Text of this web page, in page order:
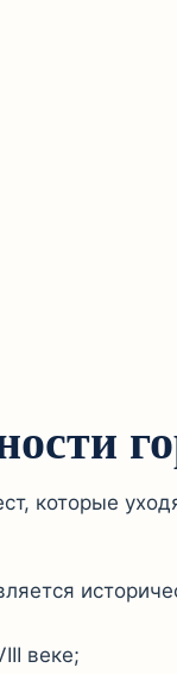
которые
веке;